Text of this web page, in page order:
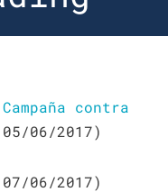
Campaña contra
06/2017)
06/2017)